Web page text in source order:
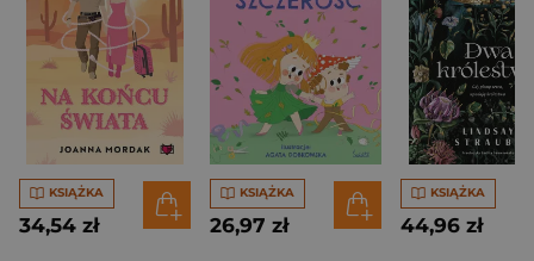
KSIĄŻKA
34,54 zł
KSIĄŻKA
26,97 zł
KSIĄŻKA
44,96 zł